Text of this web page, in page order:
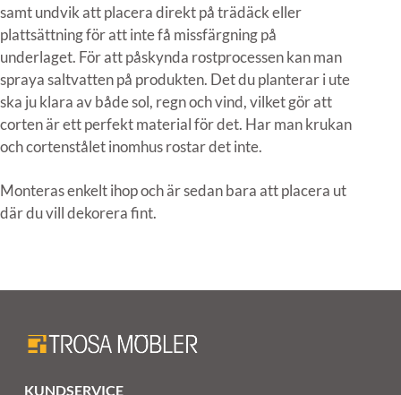
samt undvik att placera direkt på trädäck eller
plattsättning för att inte få missfärgning på
underlaget. För att påskynda rostprocessen kan man
spraya saltvatten på produkten. Det du planterar i ute
ska ju klara av både sol, regn och vind, vilket gör att
corten är ett perfekt material för det. Har man krukan
och cortenstålet inomhus rostar det inte.
Monteras enkelt ihop och är sedan bara att placera ut
där du vill dekorera fint.
KUNDSERVICE